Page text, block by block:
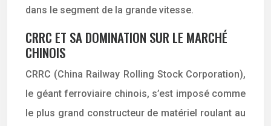
dans le segment de la grande vitesse.
CRRC ET SA DOMINATION SUR LE MARCHÉ
CHINOIS
CRRC (China Railway Rolling Stock Corporation),
le géant ferroviaire chinois, s’est imposé comme
le plus grand constructeur de matériel roulant au